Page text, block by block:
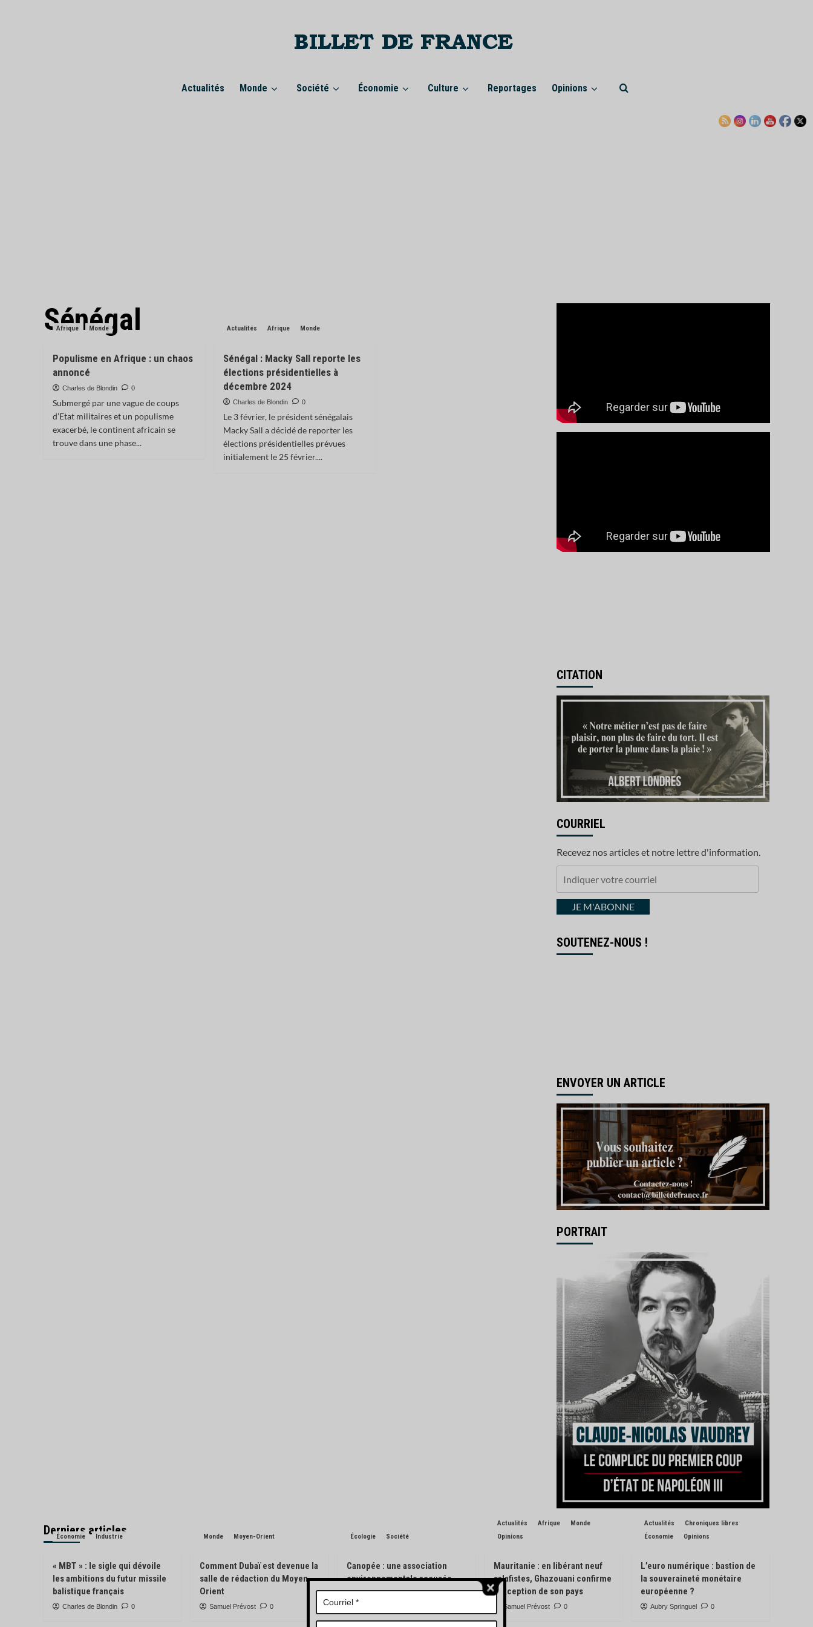
Actualités Monde Société Économie Culture Reportages Opinions
Sénégal
Afrique Monde
Populisme en Afrique : un chaos
annoncé
Charles de Blondin 0
Submergé par une vague de coups
d’Etat militaires et un populisme
exacerbé, le continent africain se
trouve dans une phase...
Actualités Afrique Monde
Sénégal : Macky Sall reporte les
élections présidentielles à
décembre 2024
Charles de Blondin 0
Le 3 février, le président sénégalais
Macky Sall a décidé de reporter les
élections présidentielles prévues
initialement le 25 février....
CITATION
COURRIEL
Recevez nos articles et notre lettre d'information.
courrielJE M'ABONNE
SOUTENEZ-NOUS !
ENVOYER UN ARTICLE
PORTRAIT
Derniers articles
Économie Industrie
« MBT » : le sigle qui dévoile
les ambitions du futur missile
balistique français
Charles de Blondin 0
Monde Moyen-Orient
Comment Dubaï est devenue la
salle de rédaction du Moyen-
Orient
Samuel Prévost 0
Écologie Société
Canopée : une association
environnementale accusée
d’avoir pisté des engins
forestiers
Charles de Blondin 0
Actualités Afrique
Monde
Opinions
Mauritanie : en libérant neuf
salafistes, Ghazouani confirme
l’exception de son pays
Samuel Prévost 0
Actualités
Chroniques libres
Économie
Opinions
L’euro numérique : bastion de
la souveraineté monétaire
européenne ?
Aubry Springuel 0